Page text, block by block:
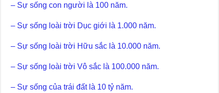
– Sự sống con người là 100 năm.
– Sự sống loài trời Dục giới là 1.000 năm.
– Sự sống loài trời Hữu sắc là 10.000 năm.
– Sự sống loài trời Vô sắc là 100.000 năm.
– Sự sống của trái đất là 10 tỷ năm.